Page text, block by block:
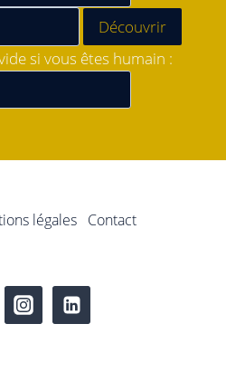
si vous êtes humain :
légales Contact